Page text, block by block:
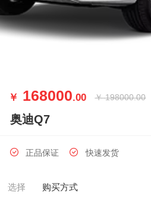
￥ 168000.00 ￥ 198000.00
奥迪Q7
正品保证 快速发货
选择 购买方式